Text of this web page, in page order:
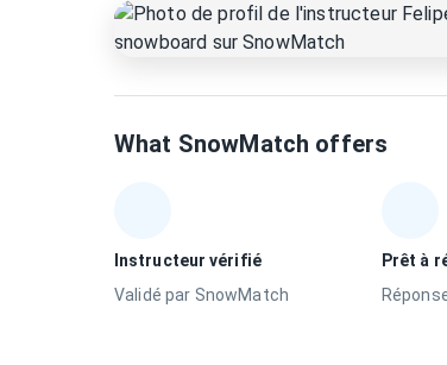
What SnowMatch offers
Instructeur vérifié
Validé par SnowMatch
Prêt à